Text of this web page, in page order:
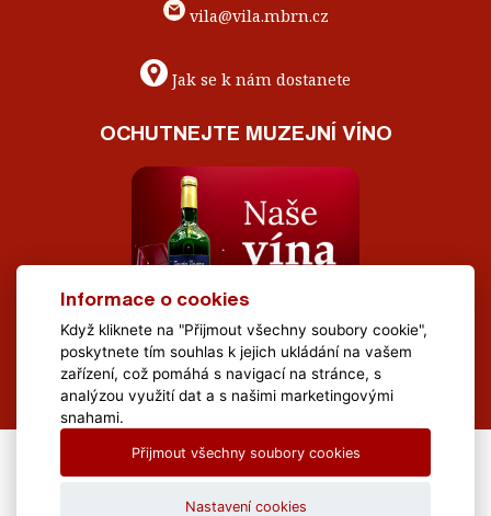
vila@vila.mbrn.cz
Jak se k nám dostanete
OCHUTNEJTE MUZEJNÍ VÍNO
All Rights Reserved Muzeum Brněnska © 2020, Webdesign by
Informace o cookies
Když kliknete na "Přijmout všechny soubory cookie",
poskytnete tím souhlas k jejich ukládání na vašem
zařízení, což pomáhá s navigací na stránce, s
analýzou využití dat a s našimi marketingovými
snahami.
Přijmout všechny soubory cookies
Nastavení cookies